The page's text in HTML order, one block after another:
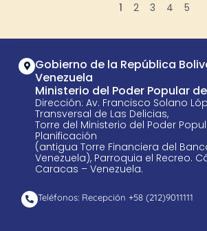
1 2 3 4 5
Gobierno de la República
Venezuela
Ministerio del Poder Popular
Dirección: Av. Francisco Solano
Transversal de Las Delicias,
Torre del Ministerio del Poder
Planificación
(antigua Torre Financiera del
Venezuela), Parroquia el Recreo.
Caracas – Venezuela.
Teléfonos: Recepción +58 ​(212)9011111